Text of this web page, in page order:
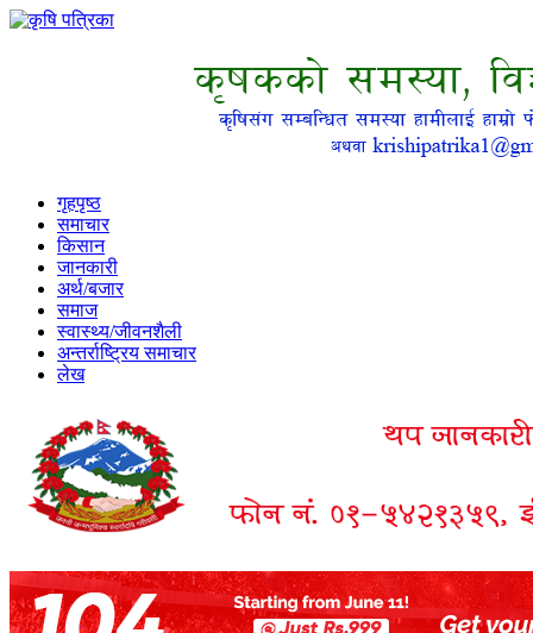
गृहपृष्ठ
समाचार
किसान
जानकारी
अर्थ/बजार
समाज
स्वास्थ्य/जीवनशैली
अन्तर्राष्ट्रिय समाचार
लेख